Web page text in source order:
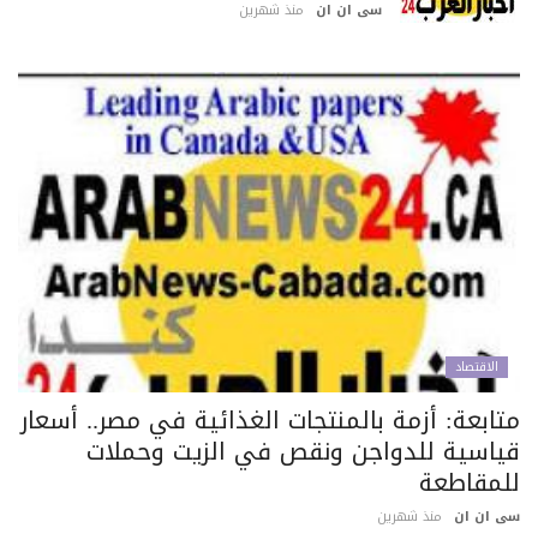
سى ان ان منذ شهرين
الاقتصاد
أزمة بالمنتجات الغذائية في مصر.. أسعار
للدواجن ونقص في الزيت وحملات
ان ان منذ شهرين